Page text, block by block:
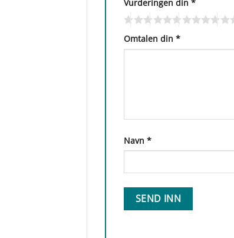
Vurderingen din *
Omtalen din *
Navn *